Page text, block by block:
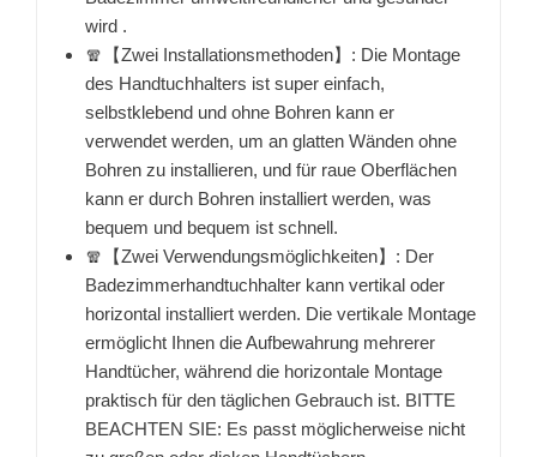
wird .
🧣【Zwei Installationsmethoden】: Die Montage
des Handtuchhalters ist super einfach,
selbstklebend und ohne Bohren kann er
verwendet werden, um an glatten Wänden ohne
Bohren zu installieren, und für raue Oberflächen
kann er durch Bohren installiert werden, was
bequem und bequem ist schnell.
🧣【Zwei Verwendungsmöglichkeiten】: Der
Badezimmerhandtuchhalter kann vertikal oder
horizontal installiert werden. Die vertikale Montage
ermöglicht Ihnen die Aufbewahrung mehrerer
Handtücher, während die horizontale Montage
praktisch für den täglichen Gebrauch ist. BITTE
BEACHTEN SIE: Es passt möglicherweise nicht